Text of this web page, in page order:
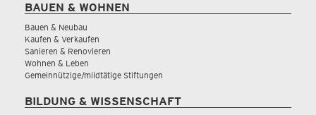
BAUEN & WOHNEN
Bauen & Neubau
Kaufen & Verkaufen
Sanieren & Renovieren
Wohnen & Leben
Gemeinnützige/mildtätige Stiftungen
BILDUNG & WISSENSCHAFT